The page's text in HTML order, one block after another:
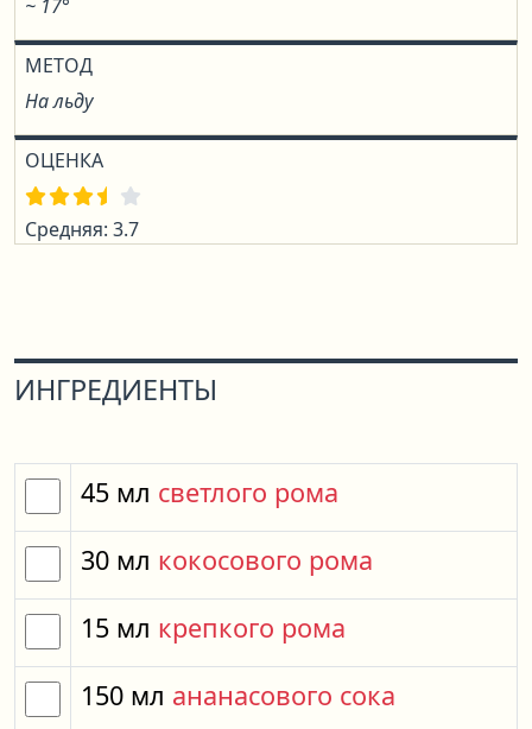
~ 17°
МЕТОД
На льду
ОЦЕНКА
Средняя: 3.7
ИНГРЕДИЕНТЫ
45 мл светлого рома
30 мл кокосового рома
15 мл крепкого рома
150 мл ананасового сока